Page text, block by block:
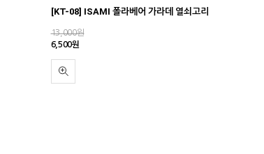
[KT-08] ISAMI 폴라베어 가라데 열쇠고리
13,000원
6,500원